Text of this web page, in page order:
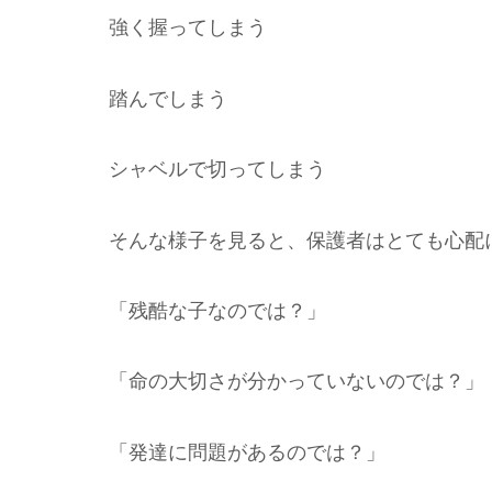
強く握ってしまう
踏んでしまう
シャベルで切ってしまう
そんな様子を見ると、保護者はとても心配
「残酷な子なのでは？」
「命の大切さが分かっていないのでは？」
「発達に問題があるのでは？」